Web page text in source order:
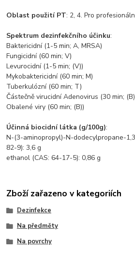
Oblast použití PT: 2, 4. Pro
Spektrum dezinfekčního účinku:
Baktericidní (1-5 min; A, MRSA)
Fungicidní (60 min; V)
Levurocidní (1-5 min; (V))
Mykobaktericidní (60 min; M)
Tuberkulózní (60 min; T)
Částečně virucidní Adenovirus (30 min;
Obalené viry (60 min; (B))
Účinná biocidní látka (g/100g):
N-(3-aminopropyl)-N-dodecylpropane-
82-9): 3,6 g
ethanol (CAS: 64-17-5): 0,86 g
Zboží zařazeno v kategoriích
Dezinfekce
Na předměty
Na povrchy